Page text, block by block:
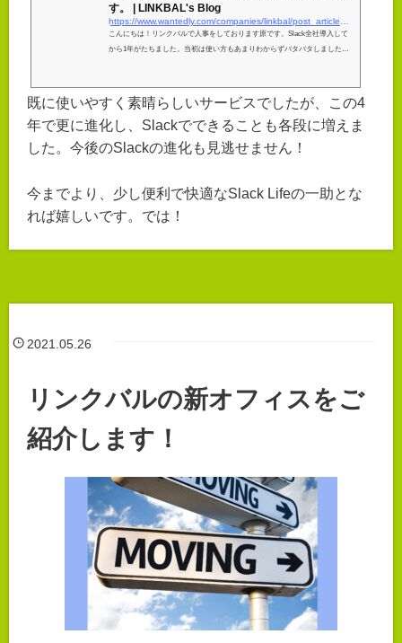
す。 | LINKBAL's Blog
https://www.wantedly.com/companies/linkbal/post_articles/138443
こんにちは！リンクバルで人事をしております原です。Slack全社導入して
から1年がたちました。当初は使い方もあまりわからずバタバタしました
既に使いやすく素晴らしいサービスでしたが、この4
年で更に進化し、Slackでできることも各段に増えま
した。今後のSlackの進化も見逃せません！
今までより、少し便利で快適なSlack Lifeの一助とな
れば嬉しいです。では！
2021.05.26
リンクバルの新オフィスをご
紹介します！